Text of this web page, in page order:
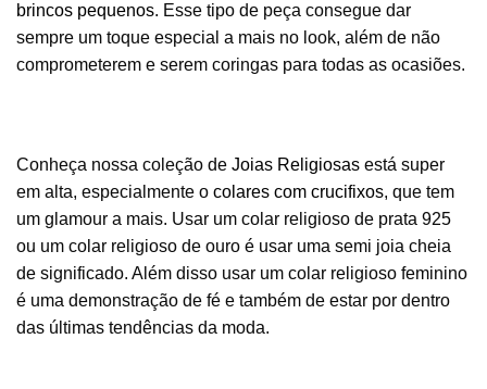
brincos pequenos. Esse tipo de peça consegue dar
sempre um toque especial a mais no look, além de não
comprometerem e serem coringas para todas as ocasiões.
Conheça nossa coleção de Joias Religiosas está super
em alta, especialmente o colares com crucifixos, que tem
um glamour a mais. Usar um colar religioso de prata 925
ou um colar religioso de ouro é usar uma semi joia cheia
de significado. Além disso usar um colar religioso feminino
é uma demonstração de fé e também de estar por dentro
das últimas tendências da moda.